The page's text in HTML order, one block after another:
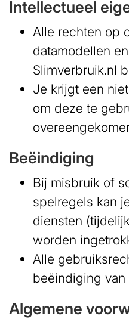
Intellectueel
Alle rechten op
datamodellen
Slimverbruik.nl
Je krijgt een
om deze te
Beëindiging
Bij misbruik of
spelregels kan
diensten
worden
Alle
beëindiging
Algemene